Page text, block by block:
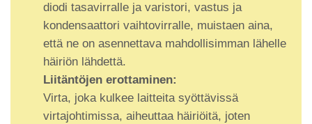
diodi tasavirralle ja varistori, vastus ja
kondensaattori vaihtovirralle, muistaen aina,
että ne on asennettava mahdollisimman lähelle
häiriön lähdettä.
Liitäntöjen erottaminen:
Virta, joka kulkee laitteita syöttävissä
virtajohtimissa, aiheuttaa häiriöitä, joten